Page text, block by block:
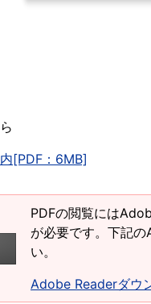
[PDF：6MB]
PDFの閲覧には
が必要です。下記
い。
Adobe Readerダウ